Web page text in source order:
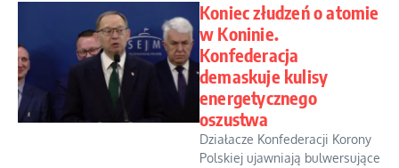
Koniec złudzeń o atomie
w Koninie.
Konfederacja
demaskuje kulisy
energetycznego
oszustwa
Działacze Konfederacji Korony
Polskiej ujawniają bulwersujące